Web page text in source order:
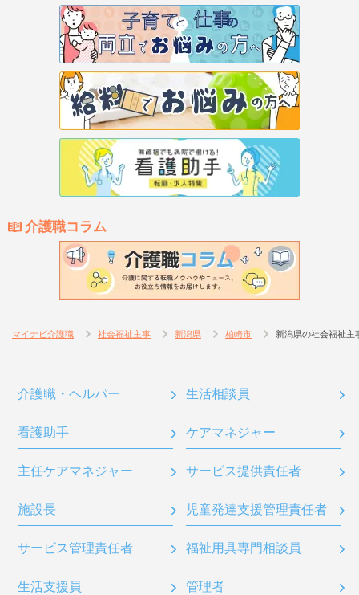
介護職コラム
マイナビ介護職 社会福祉主事 新潟県 柏崎市 新潟県の社会福祉主
介護職・ヘルパー 生活相談員
看護助手 ケアマネジャー
主任ケアマネジャー サービス提供責任者
施設長 児童発達支援管理責任者
サービス管理責任者 福祉用具専門相談員
生活支援員 管理者